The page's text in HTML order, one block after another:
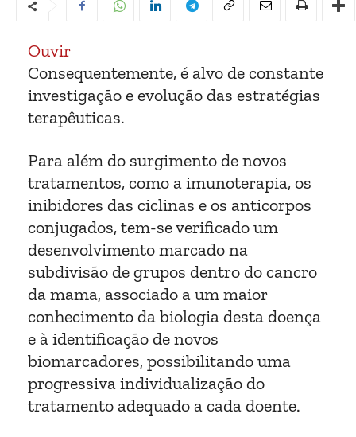
Ouvir
Consequentemente, é alvo de constante
investigação e evolução das estratégias
terapêuticas.
Para além do surgimento de novos
tratamentos, como a imunoterapia, os
inibidores das ciclinas e os anticorpos
conjugados, tem-se verificado um
desenvolvimento marcado na
subdivisão de grupos dentro do cancro
da mama, associado a um maior
conhecimento da biologia desta doença
e à identificação de novos
biomarcadores, possibilitando uma
progressiva individualização do
tratamento adequado a cada doente.